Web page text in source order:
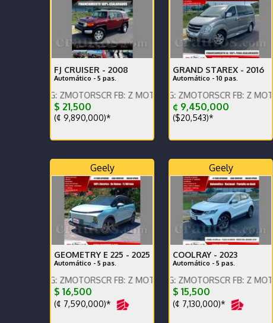
FJ CRUISER - 2008
Automático - 5 pas.
IG: ZMOTORSCR FB: Z MOTORS. Contáctenos x WhatsApp.
$ 21,500
(¢ 9,890,000)*
GRAND STAREX - 2016
Automático - 10 pas.
ENGLISH SPOKEN, IG: ZMOTORSCR FB: Z MOTORS.
¢ 9,450,000
($20,543)*
ENGLISH SPOKEN, IG:
Geely
GEOMETRY E 225 - 2025
Automático - 5 pas.
IG: ZMOTORSCR FB: Z MOTORS. Contáctenos x WhatsApp.
$ 16,500
(¢ 7,590,000)*
Geely
COOLRAY - 2023
Automático - 5 pas.
ENGLISH SPOKEN, IG: ZMOTORSCR FB: Z MOTORS.
$ 15,500
(¢ 7,130,000)*
ENGLISH SPOKEN, IG: